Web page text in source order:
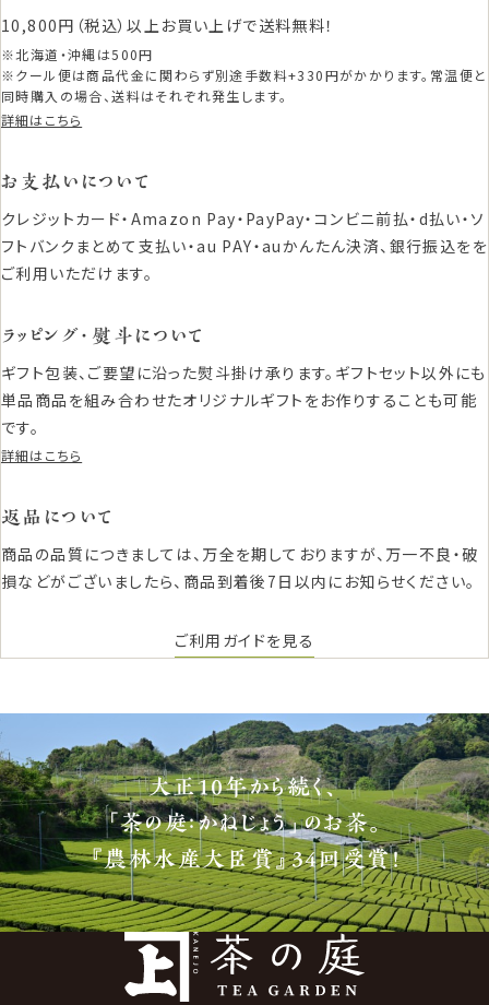
10,800円（税込）以上お買い上げで送料無料！
※北海道・沖縄は500円
※クール便は商品代金に関わらず別途手数料+330円がかかります。常温便と
同時購入の場合、送料はそれぞれ発生します。
詳細はこちら
お支払いについて
クレジットカード・Amazon Pay・PayPay・コンビニ前払・d払い・ソ
フトバンクまとめて支払い・au PAY・auかんたん決済、銀行振込をを
ご利用いただけます。
ラッピング・熨斗について
ギフト包装、ご要望に沿った熨斗掛け承ります。ギフトセット以外にも
単品商品を組み合わせたオリジナルギフトをお作りすることも可能
です。
詳細はこちら
返品について
商品の品質につきましては、万全を期しておりますが、万一不良・破
損などがございましたら、商品到着後7日以内にお知らせください。
ご利用ガイドを見る
大正10年から続く、
「茶の庭：かねじょう」のお茶。
『農林水産大臣賞』34回受賞！